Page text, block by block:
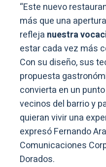
“Este nuevo
más que una
refleja nuestra
estar cada vez más
Con su diseño, sus
propuesta
convierta en un
vecinos del barrio y
quieran vivir una
expresó Fernando
Comunicaciones
Dorados.